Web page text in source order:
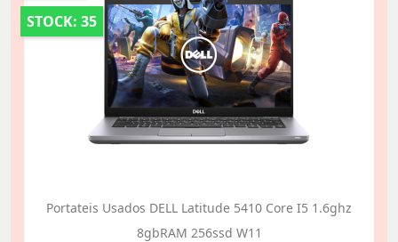
STOCK: 35
Portateis Usados DELL Latitude 5410 Core I5 1.6ghz
8gbRAM 256ssd W11